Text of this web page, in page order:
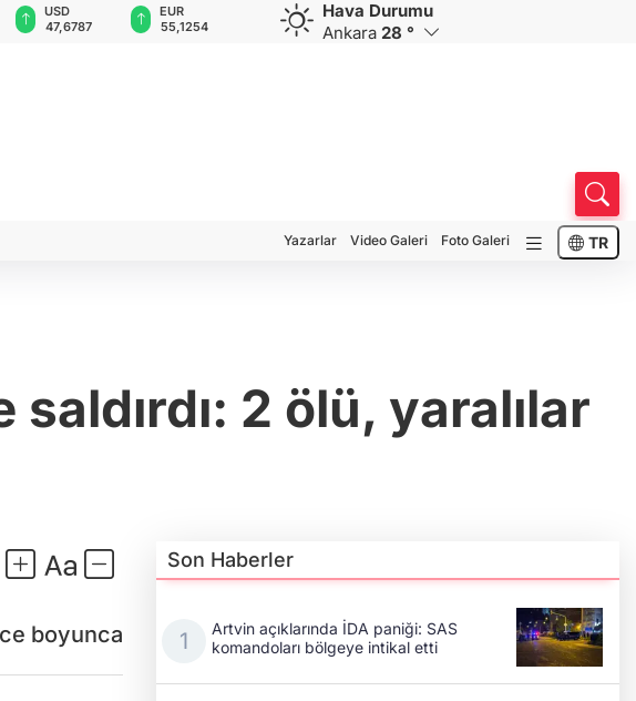
EUR
55,1254
GBP
64,3468
CHF
59,0083
CAD
34,1883
Hava Durumu
Ankara 28 °
Yazarlar Video Galeri Foto Galeri TR
2 ölü, yaralılar
boyunca
Son Haberler
Artvin açıklarında İDA paniği: SAS
komandoları bölgeye intikal etti